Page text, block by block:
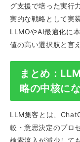
グ支援で培った実行
実的な戦略として実
LLMOやAI最適化に
値の高い選択肢と言
まとめ：
略の中核に
LLM集客とは、
較・意思決定のプロ
検索流入が減少して